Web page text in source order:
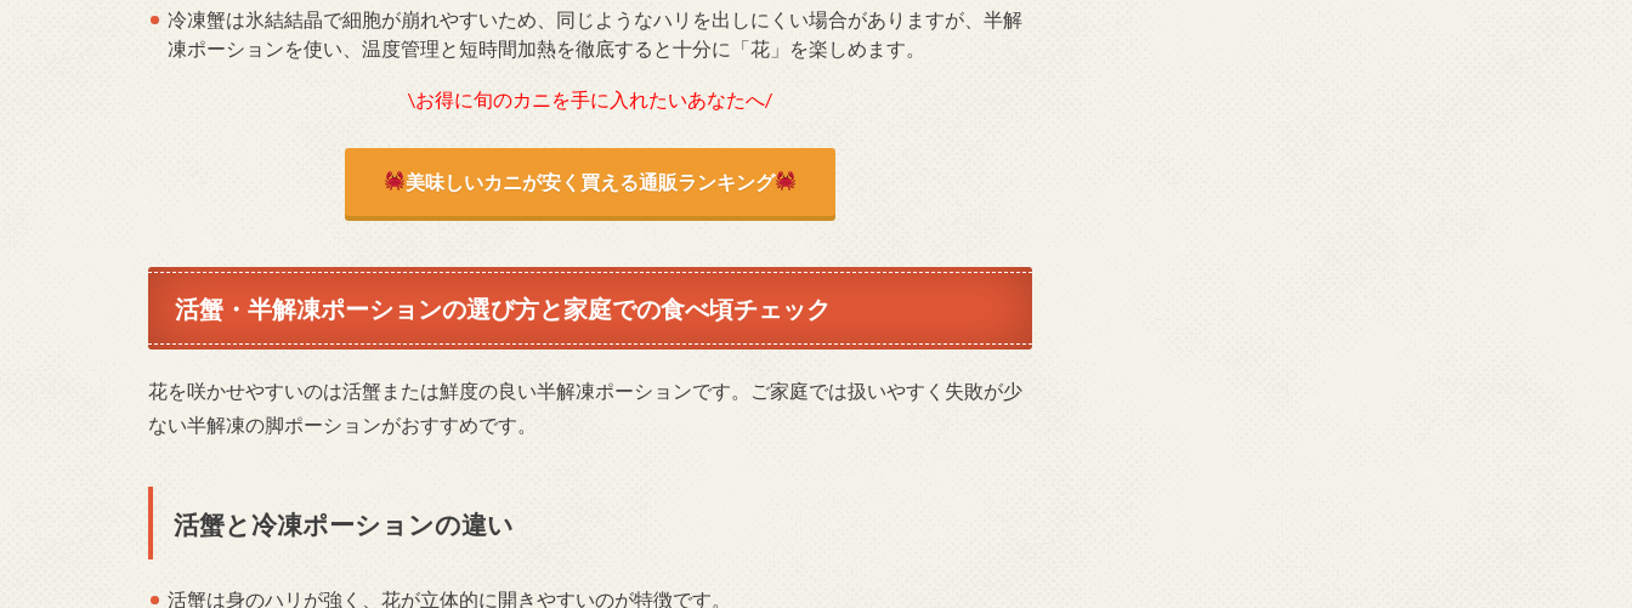
冷凍蟹は氷結結晶で細胞が崩れやすいため、同じようなハリを出しにくい場合がありますが、半解
凍ポーションを使い、温度管理と短時間加熱を徹底すると十分に「花」を楽しめます。
\お得に旬のカニを手に入れたいあなたへ/
美味しいカニが安く買える通販ランキング
活蟹・半解凍ポーションの選び方と家庭での食べ頃チェック
花を咲かせやすいのは活蟹または鮮度の良い半解凍ポーションです。ご家庭では扱いやすく失敗が少
ない半解凍の脚ポーションがおすすめです。
活蟹と冷凍ポーションの違い
活蟹は身のハリが強く、花が立体的に開きやすいのが特徴です。